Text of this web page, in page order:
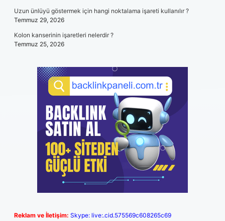
Uzun ünlüyü göstermek için hangi noktalama işareti kullanılır ?
Temmuz 29, 2026
Kolon kanserinin işaretleri nelerdir ?
Temmuz 25, 2026
Reklam ve İletişim: Skype: live:.cid.575569c608265c69